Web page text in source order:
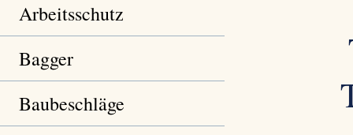
Arbeitsschutz
Bagger
Baubeschläge